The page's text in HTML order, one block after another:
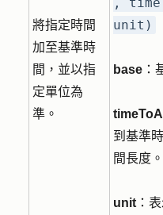
將指定時間
加至基準時
間，並以指
定單位為
準。
unit)
base ：
到基準
間長度。
unit ：